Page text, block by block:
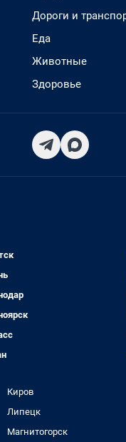
Дороги и
Еда
Животные
Здоровье
Киров
Липецк
Магнитогорск